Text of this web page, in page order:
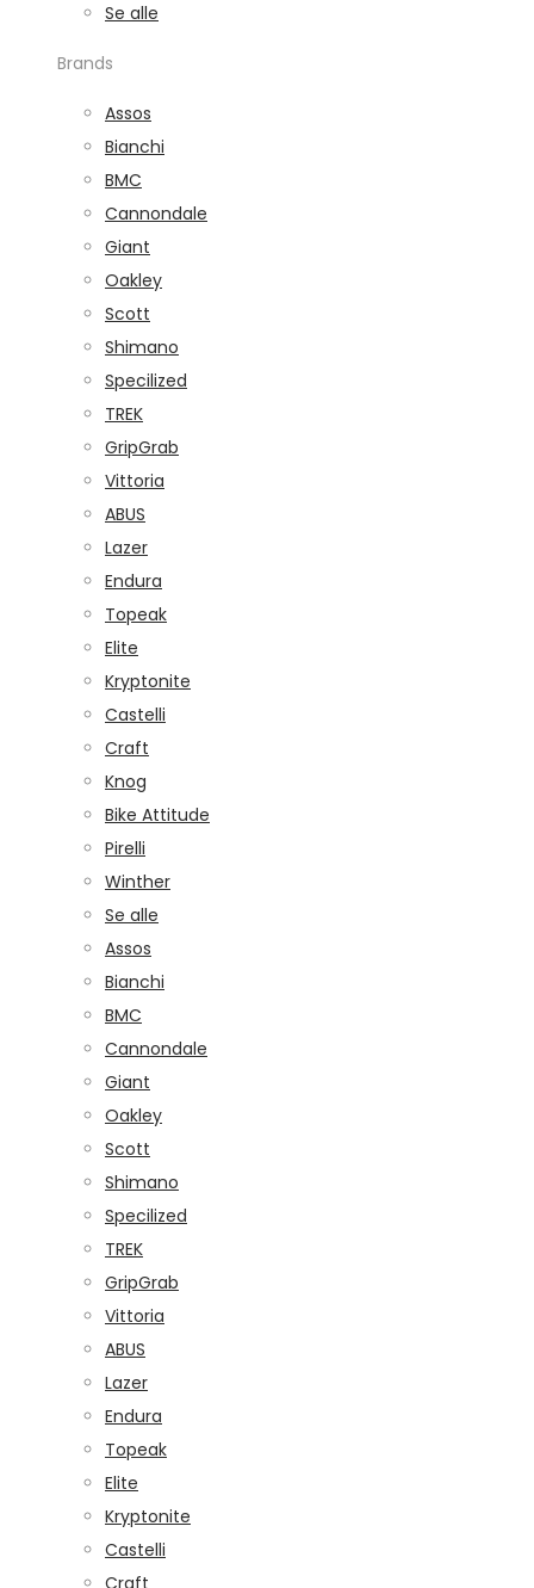
Se alle
Brands
Assos
Bianchi
BMC
Cannondale
Giant
Oakley
Scott
Shimano
Specilized
TREK
GripGrab
Vittoria
ABUS
Lazer
Endura
Topeak
Elite
Kryptonite
Castelli
Craft
Knog
Bike Attitude
Pirelli
Winther
Se alle
Assos
Bianchi
BMC
Cannondale
Giant
Oakley
Scott
Shimano
Specilized
TREK
GripGrab
Vittoria
ABUS
Lazer
Endura
Topeak
Elite
Kryptonite
Castelli
Craft